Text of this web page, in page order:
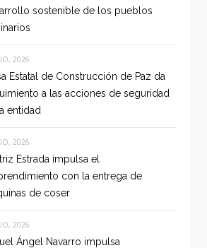
sostenible de los pueblos
2026
Estatal de Construcción de Paz da
a las acciones de seguridad
entidad
2026
Estrada impulsa el
con la entrega de
de coser
2026
Ángel Navarro impulsa